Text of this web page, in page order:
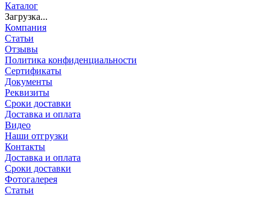
Каталог
Загрузка...
Компания
Статьи
Отзывы
Политика конфиденциальности
Сертификаты
Документы
Реквизиты
Сроки доставки
Доставка и оплата
Видео
Наши отгрузки
Контакты
Доставка и оплата
Сроки доставки
Фотогалерея
Статьи